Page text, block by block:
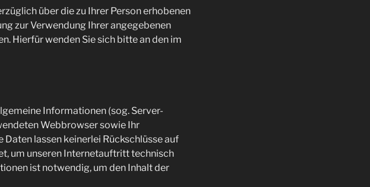
über die zu Ihrer Person erhobenen
zur Verwendung Ihrer angegebenen
Hierfür wenden Sie sich bitte an den im
Informationen (sog. Server-
Webbrowser sowie Ihr
lassen keinerlei Rückschlüsse auf
um unseren Internetauftritt technisch
ist notwendig, um den Inhalt der